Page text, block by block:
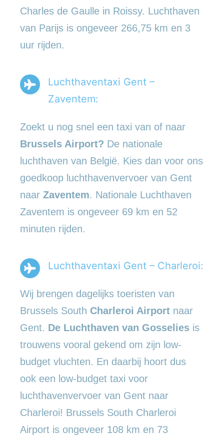
Charles de Gaulle in Roissy. Luchthaven
van Parijs is ongeveer 266,75 km en 3
uur rijden.
Luchthaventaxi Gent –
Zaventem:
Zoekt u nog snel een taxi van of naar
Brussels Airport? De nationale
luchthaven van België. Kies dan voor ons
goedkoop luchthavenvervoer van Gent
naar Zaventem. Nationale Luchthaven
Zaventem is ongeveer 69 km en 52
minuten rijden.
Luchthaventaxi Gent – Charleroi:
Wij brengen dagelijks toeristen van
Brussels South Charleroi Airport naar
Gent. De Luchthaven van Gosselies is
trouwens vooral gekend om zijn low-
budget vluchten. En daarbij hoort dus
ook een low-budget taxi voor
luchthavenvervoer van Gent naar
Charleroi! Brussels South Charleroi
Airport is ongeveer 108 km en 73